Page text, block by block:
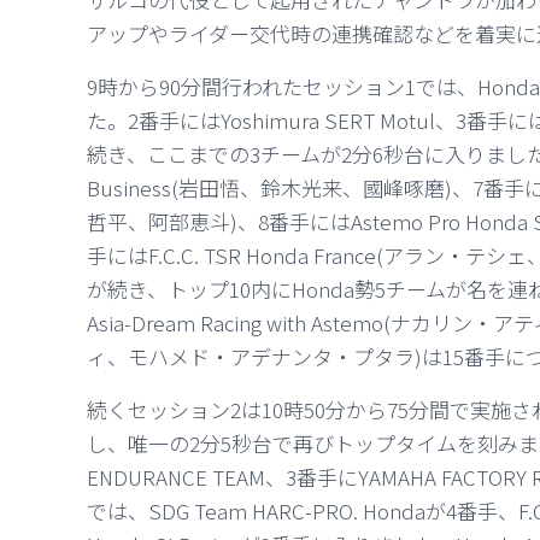
アップやライダー交代時の連携確認などを着実
9時から90分間行われたセッション1では、
た。2番手にはYoshimura SERT Motul、3番手に
続き、ここまでの3チームが2分6秒台に入りま
Business(岩田悟、鈴木光来、國峰啄磨)、7番手
哲平、阿部恵斗)、8番手にはAstemo Pro
手にはF.C.C. TSR Honda France(アラン・テシ
が続き、トップ10内にHonda勢5チームが名を
Asia-Dream Racing with Astemo(ナカリン・ア
ィ、モハメド・アデナンタ・プタラ)は15番手に
続くセッション2は10時50分から75分間で実施
し、唯一の2分5秒台で再びトップタイムを刻み
ENDURANCE TEAM、3番手にYAMAHA
では、SDG Team HARC-PRO. Hondaが4番手、